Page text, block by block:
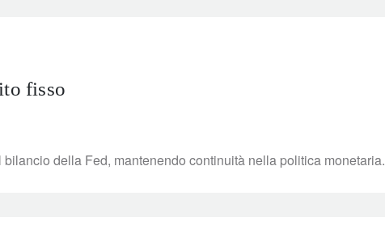
fisso
bilancio della Fed, mantenendo continuità nella politica monetaria.